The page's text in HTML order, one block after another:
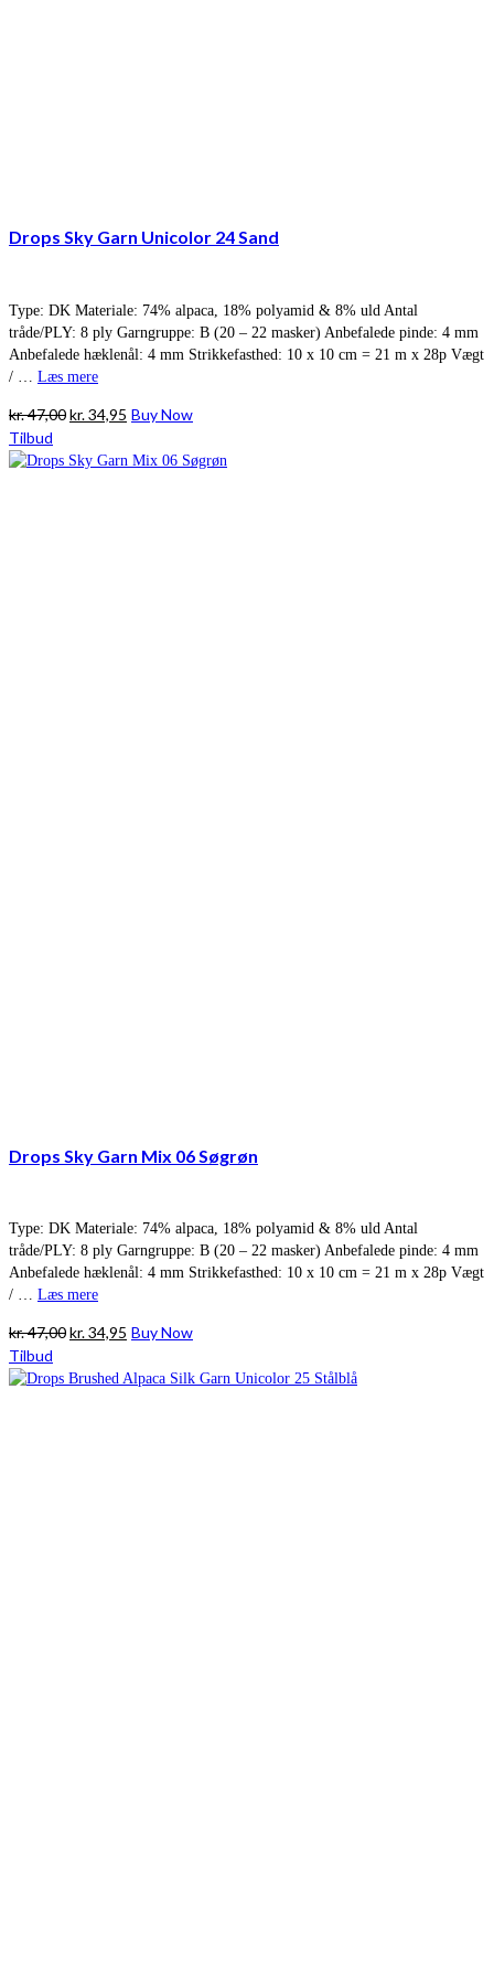
Drops Sky Garn Unicolor 24 Sand
Type: DK Materiale: 74% alpaca, 18% polyamid & 8% uld Antal
tråde/PLY: 8 ply Garngruppe: B (20 – 22 masker) Anbefalede pinde: 4 mm
Anbefalede hæklenål: 4 mm Strikkefasthed: 10 x 10 cm = 21 m x 28p Vægt
/ … Læs mere
kr.47,00Den
pris
kr.34,95 Den
pris
Buy Now
Tilbud
Drops Sky Garn Mix 06 Søgrøn
Type: DK Materiale: 74% alpaca, 18% polyamid & 8% uld Antal
tråde/PLY: 8 ply Garngruppe: B (20 – 22 masker) Anbefalede pinde: 4 mm
Anbefalede hæklenål: 4 mm Strikkefasthed: 10 x 10 cm = 21 m x 28p Vægt
/ … Læs mere
kr.47,00Den
pris
kr.34,95 Den
pris
Buy Now
Tilbud